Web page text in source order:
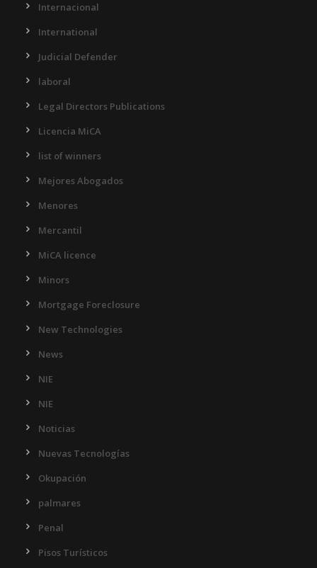
Internacional
International
Judicial Defender
laboral
Legal Directors Publications
Licencia MiCA
list of winners
Mejores Abogados
Menores
Mercantil
MiCA licence
Minors
Mortgage Foreclosure
New Technologies
News
NIE
NIE
Noticias
Nuevas Tecnologías
Okupación
palmares
Penal
Pisos Turísticos